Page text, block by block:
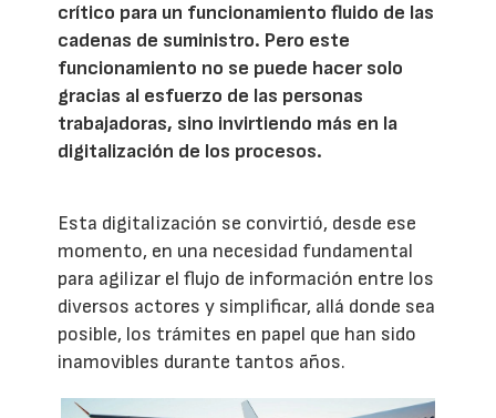
crítico para un funcionamiento fluido de las
cadenas de suministro. Pero este
funcionamiento no se puede hacer solo
gracias al esfuerzo de las personas
trabajadoras, sino invirtiendo más en la
digitalización de los procesos.
Esta digitalización se convirtió, desde ese
momento, en una necesidad fundamental
para agilizar el flujo de información entre los
diversos actores y simplificar, allá donde sea
posible, los trámites en papel que han sido
inamovibles durante tantos años.